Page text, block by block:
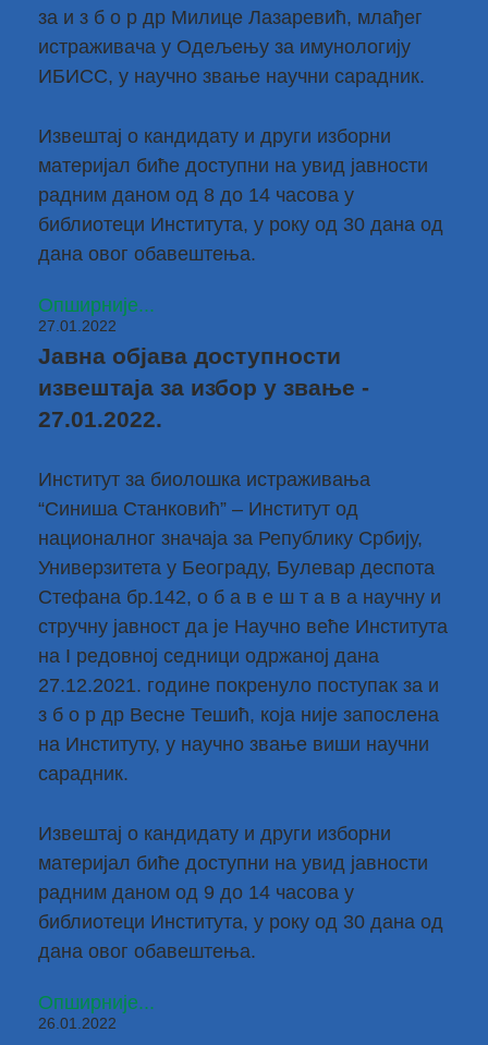
за и з б о р др Милице Лазаревић, млађег
истраживача у Одељењу за имунологију
ИБИСС, у научно звање научни сарадник.
Извештај о кандидату и други изборни
материјал биће доступни на увид јавности
радним даном од 8 до 14 часова у
библиотеци Института, у року од 30 дана од
дана овог обавештења.
Опширније...
27.01.2022
Јавна објава доступности
извештаја за избор у звање -
27.01.2022.
Институт за биолошка истраживања
“Синиша Станковић” – Институт од
националног значаја за Републику Србију,
Универзитета у Београду, Булевар деспота
Стефана бр.142, о б а в е ш т а в а научну и
стручну јавност да је Научно веће Института
на I редовној седници одржаној дана
27.12.2021. године покренуло поступак за и
з б о р др Весне Тешић, која није запослена
на Институту, у научно звање виши научни
сарадник.
Извештај о кандидату и други изборни
материјал биће доступни на увид јавности
радним даном од 9 до 14 часова у
библиотеци Института, у року од 30 дана од
дана овог обавештења.
Опширније...
26.01.2022